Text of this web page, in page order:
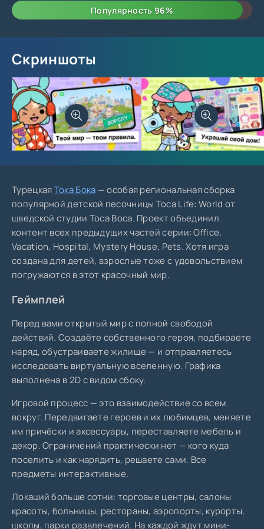
Популярность 96%
Скриншоты
ТурецкаяТока Бока — особая региональная сборка
популярной детской песочницы Toca Life: World от
шведской студии Toca Boca. Проект объединил
контент всех предыдущих частей серии: Office,
Vacation, Hospital, Mystery House, Pets. Хотя игра
создана для детей, взрослые тоже с удовольствием
погружаются в этот красочный мир.
Геймплей
Перед вами открытый мир с полной свободой
действий. Создаёте собственного героя, подбираете
наряд, обустраиваете жилище — и отправляетесь
исследовать виртуальную вселенную. Графика
выполнена в 2D с видом сбоку.
Игровой процесс — это взаимодействие со всем
вокруг. Передвигаете героев и их любимцев, меняете
им причёски и аксессуары, переставляете мебель и
декор. Ограничений практически нет — кого куда
поселить и как нарядить, решаете сами. Все
предметы интерактивные.
Локаций больше сотни: торговые центры, салоны
красоты, больницы, рестораны, аэропорты, курорты,
школы, парки развлечений. На каждой ждут мини-